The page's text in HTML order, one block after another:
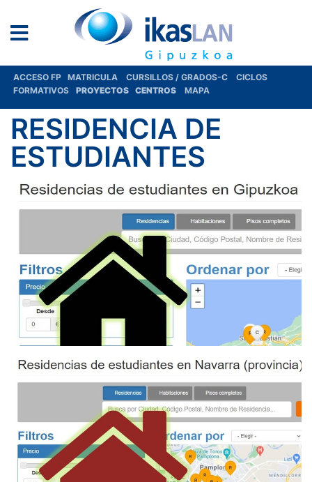
ACCESO FP MATRICULA CURSILLOS / GRADOS-C
CICLOS
FORMATIVOS
PROYECTOS CENTROS MAPA
RESIDENCIA DE
ESTUDIANTES